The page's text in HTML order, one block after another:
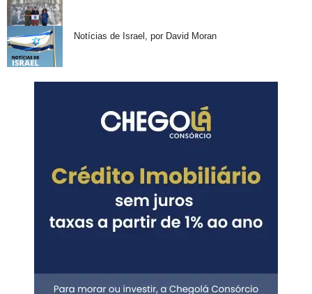
Notícias de Israel, por David Moran